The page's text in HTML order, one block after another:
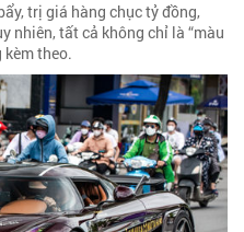
trị giá hàng chục tỷ đồng,
nhiên, tất cả không chỉ là “màu
kèm theo.